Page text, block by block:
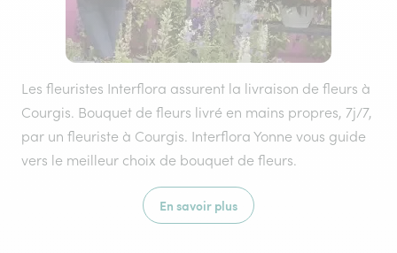
Les fleuristes Interflora assurent la livraison de fleurs à
Courgis. Bouquet de fleurs livré en mains propres, 7j/7,
par un fleuriste à Courgis. Interflora Yonne vous guide
vers le meilleur choix de bouquet de fleurs.
En savoir plus